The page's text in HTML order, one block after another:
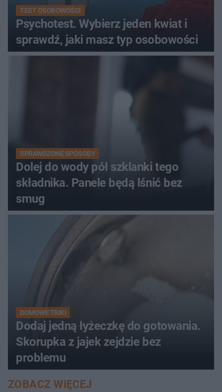
TEST OSOBOWOŚCI
Psychotest. Wybierz jeden kwiat i
sprawdź, jaki masz typ osobowości
SPRAWDZONE SPOSOBY
Dolej do wody pół szklanki tego
składnika. Panele będą lśnić bez
smug
DOMOWE TRIKI
Dodaj jedną łyżeczkę do gotowania.
Skorupka z jajek zejdzie bez
problemu
ZOBACZ WIĘCEJ